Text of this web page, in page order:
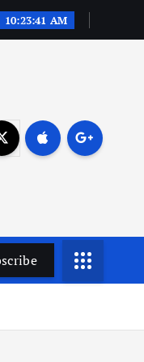
10:23:41 AM